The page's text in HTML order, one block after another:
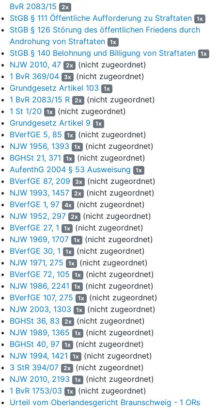
kriminalisierten sie, um das Ansehen der in Deutschland
lebenden Afghanen herabzusetzen. Gleichzeitig würdigten
Sie die in Deutschland lebenden Afghanen durch die
vorgenommene Gleichstellung mit Tieren herab ("Wir füttern
sie durch"). Zudem stellten Sie durch die Verwendung des
Wortes "Pack" die in Deutschland lebenden Afghanen aus
verwerflichen Gründen heraus als unwürdig und
verachtenswert dar. Mit der pauschalen Bewertung aller in
Deutschland lebenden Afghanen und dem ihnen unterstellten
Undank bestritten Sie bewusst und gewollt das Recht der in
Deutschland lebenden Afghanen, als gleichwertige
Persönlichkeiten in der staatlichen Gemeinschaft zu leben
und heizten mit Ihrem Beitrag das psychische Klima gegen
in Deutschland lebende Migranten an.
6
Mit Verfügung vom 22. Oktober 2024 wies das Amtsgericht
die Staatsanwaltschaft C darauf hin, dass eine Strafbarkeit
auch der Äußerung "wir füttern sie durch" nicht in Betracht
komme, weil eine nicht strafbare Auslegung dieses Begriffs ohne
weiteres denkbar sei. Eine Gleichsetzung mit Tieren (die allein
gefüttert würden) liege fern, da auch Kleinkinder und Babys von
ihren Eltern nach allgemeinen Sprachgebrauch gefüttert würden.
7
Die Staatsanwaltschaft C nahm daraufhin den
Strafbefehlsantrag um diese Passage zurück und beantragte
mit Verfügung vom 25. Oktober 2024 den Erlass des geänderten
Strafbefehls mit folgendem Inhalt:
8
Am 15.06.2024 um 16:42 Uhr posteten Sie in
Zusammenhang mit einem Tötungsdelikt in Wolmirstedt von
Ihrem X-Konto "[A]" aus den Tweet "Gut, dass die Polizisten
diesen feigen, hinterlistigen Afghanen erschossen hat. Wir
füttern sie durch und dann ermorden sie unschuldige
Menschen. Dieses Pack muss raus aus Deutschland."
Dazu war eine Presseberichterstattung mit Bild angefügt, die
lautet "/n Wolmirstedt bei Magdeburg, Messer-Attacke bei
EM-Party! Ein Fußball-Fan tot, zwei Menschen schwer
verletzt ++ Polizei erschießt Angreifer" und die ein Bild des
Polizeieinsatzes in Wolmirstedt zeigte.
BvR 2083/15
2x
StGB § 111 Öffentliche Aufforderung zu Straftaten 1x
StGB § 126 Störung des öffentlichen Friedens durch
Androhung von Straftaten
1x
StGB § 140 Belohnung und Billigung von Straftaten 1x
NJW 2010, 47 2x (nicht zugeordnet)
1 BvR 369/04
3x (nicht zugeordnet)
Grundgesetz Artikel 103
1x
1 BvR 2083/15 R 2x (nicht zugeordnet)
1 St 1/20
1x (nicht zugeordnet)
Grundgesetz Artikel 9
1x
BVerfGE 5, 85 1x (nicht zugeordnet)
NJW 1956, 1393
1x (nicht zugeordnet)
BGHSt 21, 371
1x (nicht zugeordnet)
AufenthG 2004 § 53 Ausweisung
1x
BVerfGE 87, 209 3x (nicht zugeordnet)
NJW 1993, 1457
2x (nicht zugeordnet)
BVerfGE 1, 97
4x (nicht zugeordnet)
NJW 1952, 297
2x (nicht zugeordnet)
BVerfGE 27, 1
1x (nicht zugeordnet)
NJW 1969, 1707
1x (nicht zugeordnet)
BVerfGE 30, 1
1x (nicht zugeordnet)
NJW 1971, 275
1x (nicht zugeordnet)
BVerfGE 72, 105
1x (nicht zugeordnet)
NJW 1986, 2241
1x (nicht zugeordnet)
BVerfGE 107, 275
1x (nicht zugeordnet)
NJW 2003, 1303
1x (nicht zugeordnet)
BGHSt 36, 83
2x (nicht zugeordnet)
NJW 1989, 1365
1x (nicht zugeordnet)
BGHSt 40, 97
1x (nicht zugeordnet)
NJW 1994, 1421
1x (nicht zugeordnet)
3 StR 394/07
2x (nicht zugeordnet)
NJW 2010, 2193
1x (nicht zugeordnet)
1 BvR 1753/03
1x (nicht zugeordnet)
Urteil vom Oberlandesgericht Braunschweig - 1 ORs